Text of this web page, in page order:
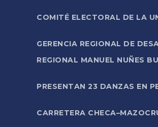
COMITÉ ELECTORAL DE LA
GERENCIA REGIONAL DE
REGIONAL MANUEL NUÑES
PRESENTAN 23 DANZAS EN
CARRETERA